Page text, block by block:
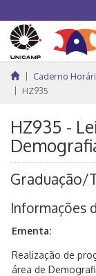
Caderno
HZ935
HZ935 -
Graduação/
Informações
Ementa:
Realização de
área de